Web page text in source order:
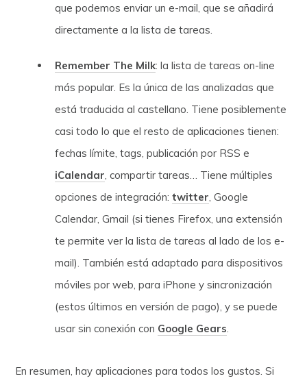
que podemos enviar un e-mail, que se añadirá
directamente a la lista de tareas.
Remember The Milk: la lista de tareas on-line
más popular. Es la única de las analizadas que
está traducida al castellano. Tiene posiblemente
casi todo lo que el resto de aplicaciones tienen:
fechas límite, tags, publicación por RSS e
iCalendar, compartir tareas… Tiene múltiples
opciones de integración: twitter, Google
Calendar, Gmail (si tienes Firefox, una extensión
te permite ver la lista de tareas al lado de los e-
mail). También está adaptado para dispositivos
móviles por web, para iPhone y sincronización
(estos últimos en versión de pago), y se puede
usar sin conexión con Google Gears.
En resumen, hay aplicaciones para todos los gustos. Si